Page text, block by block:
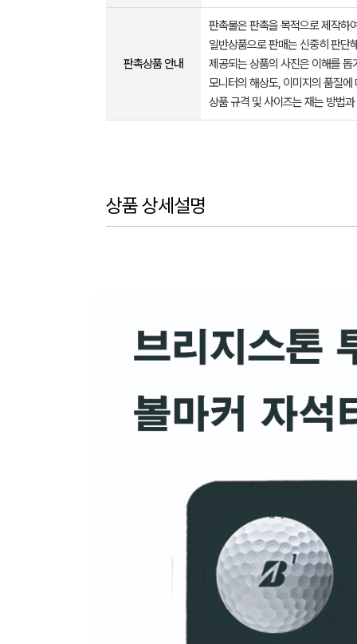
판촉상품 안내
판촉물은 판촉을 목적으로 제작하
일반상품으로 판매는 신중히 판단
제공되는 상품의 사진은 이해를
모니터의 해상도, 이미지의 품질
상품 규격 및 사이즈는 재는 방법
상품 상세설명